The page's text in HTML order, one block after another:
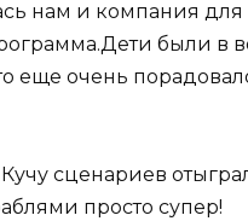
нам и компания для
были в
еще очень
сценариев
просто супер!